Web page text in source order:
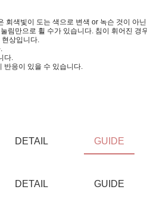
색빛이 도는 색으로 변색 or 녹슨 것이 아
림만으로 휠 수가 있습니다. 침이 휘어진 경
상입니다.
다.
반응이 있을 수 있습니다.
DETAIL GUIDE
DETAIL GUIDE